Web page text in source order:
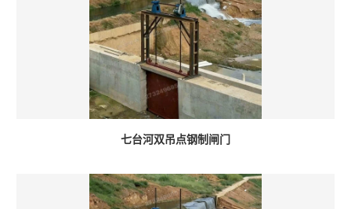
七台河双吊点钢制闸门